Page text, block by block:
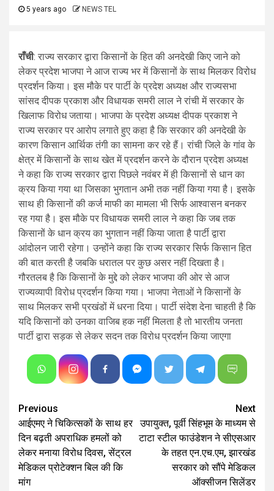
5 years ago NEWS TEL
राँची: राज्य सरकार द्वारा किसानों के हित की अनदेखी किए जाने को
लेकर प्रदेश भाजपा ने आज राज्य भर में किसानों के साथ मिलकर विरोध
प्रदर्शन किया। इस मौके पर पार्टी के प्रदेश अध्यक्ष और राज्यसभा
सांसद दीपक प्रकाश और विधायक समरी लाल ने रांची में सरकार के
खिलाफ विरोध जताया। भाजपा के प्रदेश अध्यक्ष दीपक प्रकाश ने
राज्य सरकार पर आरोप लगाते हुए कहा है कि सरकार की अनदेखी के
कारण किसान आर्थिक तंगी का सामना कर रहे हैं। रांची जिले के गांव के
क्षेत्र में किसानों के साथ खेत में प्रदर्शन करने के दौरान प्रदेश अध्यक्ष
ने कहा कि राज्य सरकार द्वारा पिछले नवंबर में ही किसानों से धान का
क्रय किया गया था जिसका भुगतान अभी तक नहीं किया गया है। इसके
साथ ही किसानों की कर्ज माफी का मामला भी सिर्फ आश्वासन बनकर
रह गया है। इस मौके पर विधायक समरी लाल ने कहा कि जब तक
किसानों के धान क्रय का भुगतान नहीं किया जाता है पार्टी द्वारा
आंदोलन जारी रहेगा। उन्होंने कहा कि राज्य सरकार सिर्फ किसान हित
की बात करती है जबकि धरातल पर कुछ असर नहीं दिखता है।
गौरतलब है कि किसानों के मुद्दे को लेकर भाजपा की ओर से आज
राज्यव्यापी विरोध प्रदर्शन किया गया। भाजपा नेताओं ने किसानों के
साथ मिलकर सभी प्रखंडों में धरना दिया। पार्टी संदेश देना चाहती है कि
यदि किसानों को उनका वाजिब हक नहीं मिलता है तो भारतीय जनता
पार्टी द्वारा सड़क से लेकर सदन तक विरोध प्रदर्शन किया जाएगा
Continue
Reading
Previous
आईएमए ने चिकित्सकों के साथ हर
दिन बढ़ती अपराधिक हमलों को
लेकर मनाया विरोध दिवस, सेंट्रल
मेडिकल प्रोटेक्शन बिल की कि
मांग
Next
उपायुक्त, पूर्वी सिंहभूम के माध्यम से
टाटा स्टील फाउंडेशन ने सीएसआर
के तहत एन.एच.एम, झारखंड
सरकार को सौंपे मेडिकल
ऑक्सीजन सिलेंडर